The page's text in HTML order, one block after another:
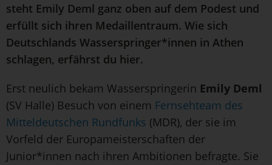
steht Emily Deml ganz oben auf dem Podest und
erfüllt sich ihren Medaillentraum. Wie sich
Deutschlands Wasserspringer*innen in Athen
schlagen, erfährst du hier.
Erst neulich bekam Wasserspringerin Emily Deml
(SV Halle) Besuch von einem Fernsehteam des
Mitteldeutschen Rundfunks (MDR), der sie im
Vorfeld der Europameisterschaften der
Junior*innen nach ihren Ambitionen befragte. Sie